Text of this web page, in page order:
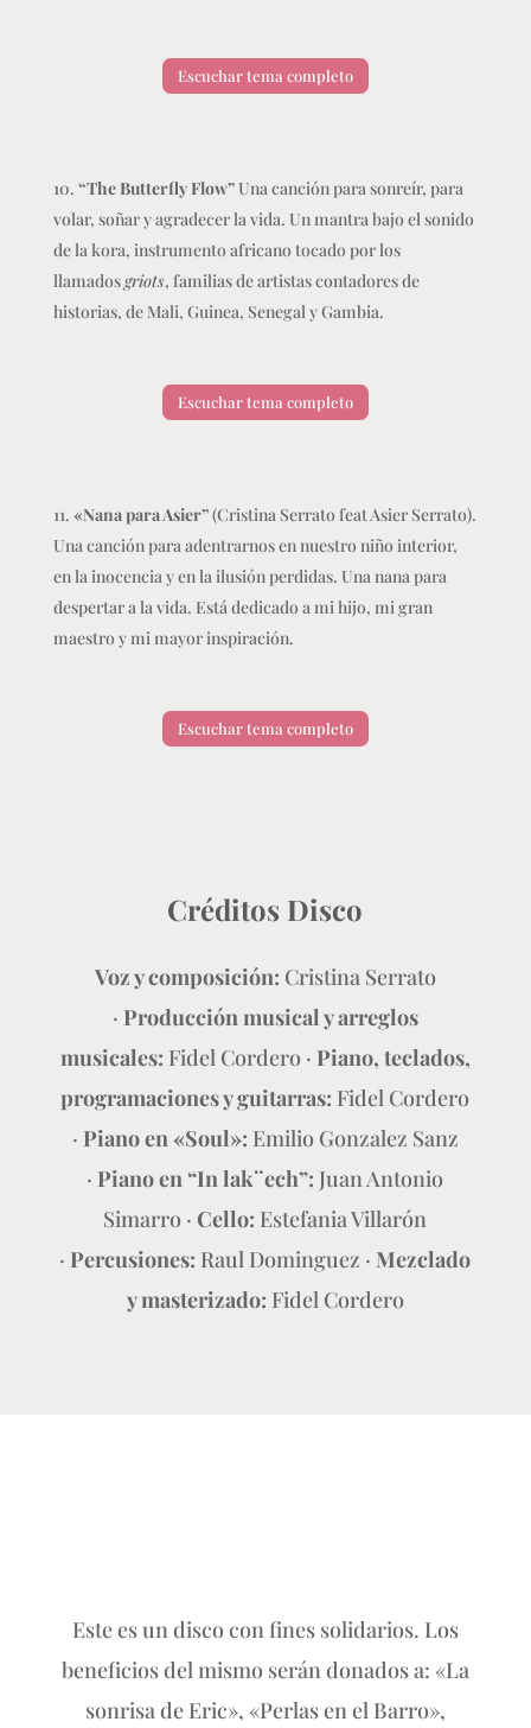
Escuchar tema completo
“The Butterfly Flow”Una canción para sonreír, para
volar, soñar y agradecer la vida. Un mantra bajo el sonido
de la kora, instrumento africano tocado por los
llamadosgriots, familias de artistas contadores de
historias, de Mali, Guinea, Senegal y Gambia.
Escuchar tema completo
«Nana para Asier”(Cristina Serrato feat Asier Serrato).
Una canción para adentrarnos en nuestro niño interior,
en la inocencia y en la ilusión perdidas. Una nana para
despertar a la vida. Está dedicado a mi hijo, mi gran
maestro y mi mayor inspiración.
Escuchar tema completo
Créditos Disco
Voz y composición: Cristina Serrato
· Producción musical y arreglos
musicales: Fidel Cordero · Piano, teclados,
programaciones y guitarras: Fidel Cordero
· Piano en «Soul»: Emilio Gonzalez Sanz
· Piano en “In lak¨ech”: Juan Antonio
Simarro · Cello: Estefania Villarón
· Percusiones: Raul Dominguez · Mezclado
y masterizado: Fidel Cordero
Este es un disco con fines solidarios. Los
beneficios del mismo serán donados a: «La
sonrisa de Eric», «Perlas en el Barro»,